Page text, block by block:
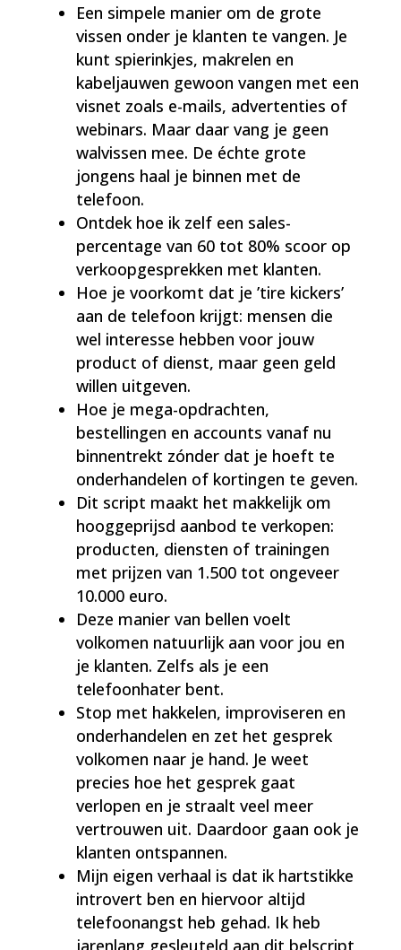
Een simpele manier om de grote
vissen onder je klanten te vangen. Je
kunt spierinkjes, makrelen en
kabeljauwen gewoon vangen met een
visnet zoals e-mails, advertenties of
webinars. Maar daar vang je geen
walvissen mee. De échte grote
jongens haal je binnen met de
telefoon.
Ontdek hoe ik zelf een sales-
percentage van 60 tot 80% scoor op
verkoopgesprekken met klanten.
Hoe je voorkomt dat je ’tire kickers’
aan de telefoon krijgt: mensen die
wel interesse hebben voor jouw
product of dienst, maar geen geld
willen uitgeven.
Hoe je mega-opdrachten,
bestellingen en accounts vanaf nu
binnentrekt zónder dat je hoeft te
onderhandelen of kortingen te geven.
Dit script maakt het makkelijk om
hooggeprijsd aanbod te verkopen:
producten, diensten of trainingen
met prijzen van 1.500 tot ongeveer
10.000 euro.
Deze manier van bellen voelt
volkomen natuurlijk aan voor jou en
je klanten. Zelfs als je een
telefoonhater bent.
Stop met hakkelen, improviseren en
onderhandelen en zet het gesprek
volkomen naar je hand. Je weet
precies hoe het gesprek gaat
verlopen en je straalt veel meer
vertrouwen uit. Daardoor gaan ook je
klanten ontspannen.
Mijn eigen verhaal is dat ik hartstikke
introvert ben en hiervoor altijd
telefoonangst heb gehad. Ik heb
jarenlang gesleuteld aan dit belscript,